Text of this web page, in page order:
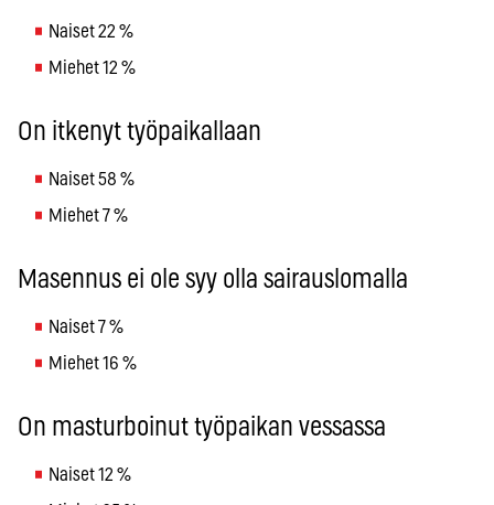
Naiset 22 %
Miehet 12 %
On itkenyt työpaikallaan
Naiset 58 %
Miehet 7 %
Masennus ei ole syy olla sairauslomalla
Naiset 7 %
Miehet 16 %
On masturboinut työpaikan vessassa
Naiset 12 %